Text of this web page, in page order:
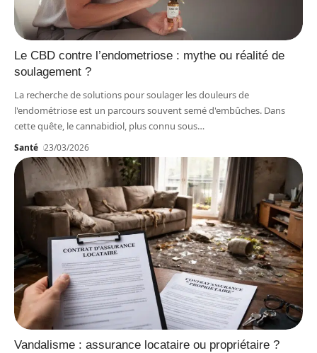
Le CBD contre l’endometriose : mythe ou réalité de
soulagement ?
La recherche de solutions pour soulager les douleurs de
l'endométriose est un parcours souvent semé d'embûches. Dans
cette quête, le cannabidiol, plus connu sous…
Santé 23/03/2026
Vandalisme : assurance locataire ou propriétaire ?